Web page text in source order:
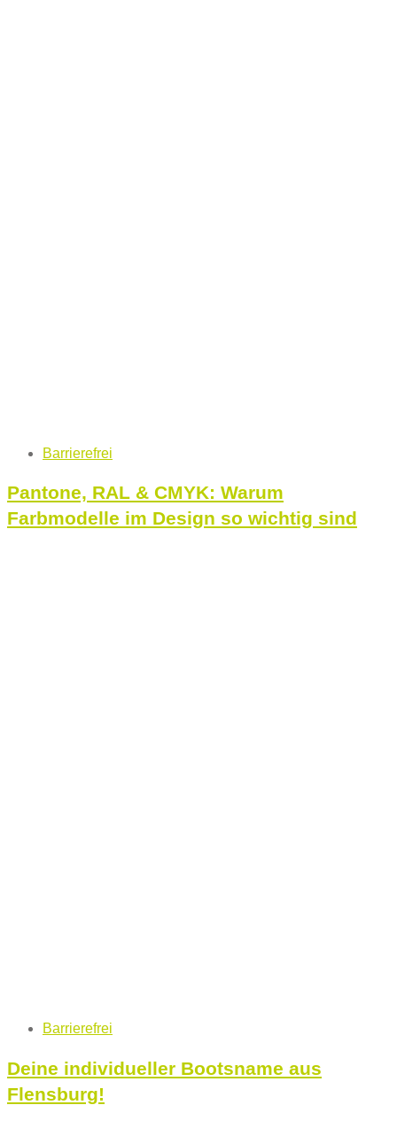
Tags Barrierefrei
Pantone, RAL & CMYK: Warum
Farbmodelle im Design so wichtig sind
Tags Barrierefrei
Deine individueller Bootsname aus
Flensburg!